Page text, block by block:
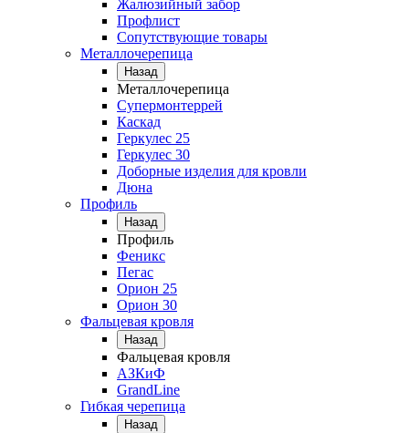
Жалюзийный забор
Профлист
Сопутствующие товары
Металлочерепица
Назад
Металлочерепица
Супермонтеррей
Каскад
Геркулес 25
Геркулес 30
Доборные изделия для кровли
Дюна
Профиль
Назад
Профиль
Феникс
Пегас
Орион 25
Орион 30
Фальцевая кровля
Назад
Фальцевая кровля
АЗКиФ
GrandLine
Гибкая черепица
Назад